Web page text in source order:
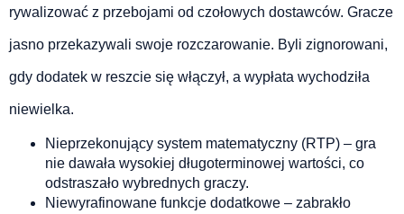
rywalizować z przebojami od czołowych dostawców. Gracze
jasno przekazywali swoje rozczarowanie. Byli zignorowani,
gdy dodatek w reszcie się włączył, a wypłata wychodziła
niewielka.
Nieprzekonujący system matematyczny (RTP) – gra
nie dawała wysokiej długoterminowej wartości, co
odstraszało wybrednych graczy.
Niewyrafinowane funkcje dodatkowe – zabrakło